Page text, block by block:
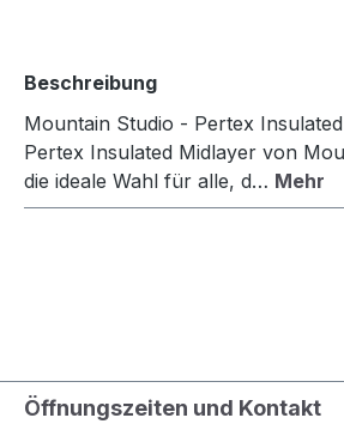
Beschreibung
Mountain Studio - Pertex
Pertex Insulated Midlayer von
die ideale Wahl für alle, d… Mehr
Öffnungszeiten und Kontakt